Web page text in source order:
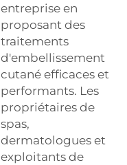
entreprise en
proposant des
traitements
d'embellissement
cutané efficaces et
performants. Les
propriétaires de
spas,
dermatologues et
exploitants de